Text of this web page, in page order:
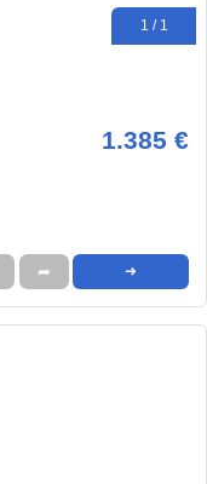
1 / 1
1.385 €
➦ ➜